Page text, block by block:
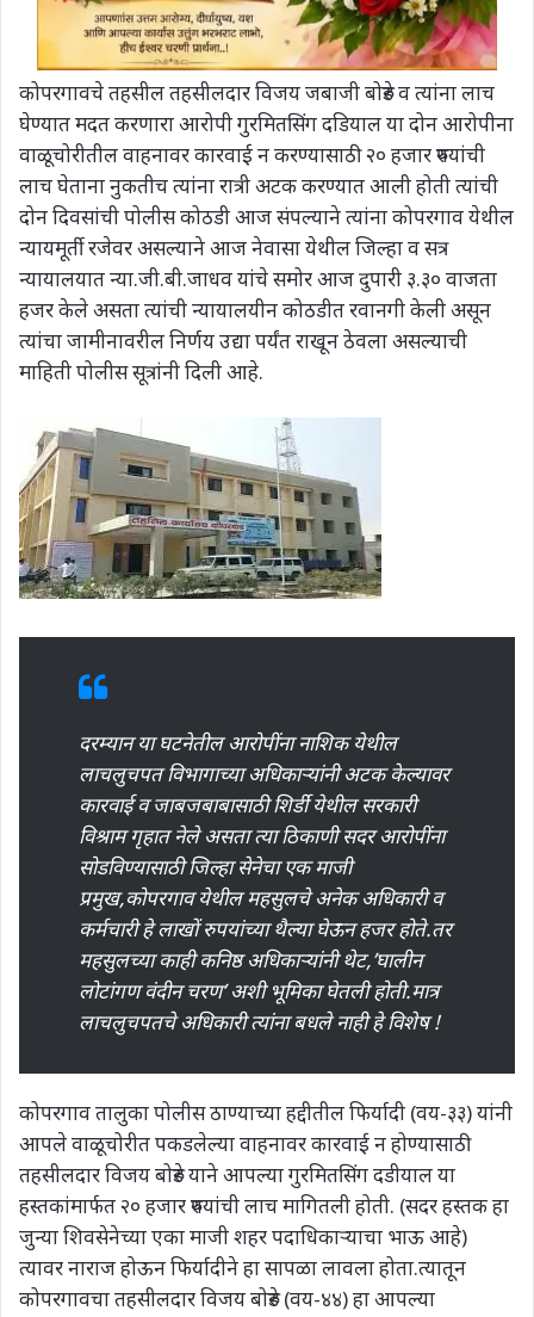
कोपरगावचे तहसील तहसीलदार विजय जबाजी बोरुडे व त्यांना लाच
घेण्यात मदत करणारा आरोपी गुरमितसिंग दडियाल या दोन आरोपीना
वाळूचोरीतील वाहनावर कारवाई न करण्यासाठी २० हजार रुपयांची
लाच घेताना नुकतीच त्यांना रात्री अटक करण्यात आली होती त्यांची
दोन दिवसांची पोलीस कोठडी आज संपल्याने त्यांना कोपरगाव येथील
न्यायमूर्ती रजेवर असल्याने आज नेवासा येथील जिल्हा व सत्र
न्यायालयात न्या.जी.बी.जाधव यांचे समोर आज दुपारी ३.३० वाजता
हजर केले असता त्यांची न्यायालयीन कोठडीत रवानगी केली असून
त्यांचा जामीनावरील निर्णय उद्या पर्यंत राखून ठेवला असल्याची
माहिती पोलीस सूत्रांनी दिली आहे.
दरम्यान या घटनेतील आरोपींना नाशिक येथील
लाचलुचपत विभागाच्या अधिकाऱ्यांनी अटक केल्यावर
कारवाई व जाबजबाबासाठी शिर्डी येथील सरकारी
विश्राम गृहात नेले असता त्या ठिकाणी सदर आरोपींना
सोडविण्यासाठी जिल्हा सेनेचा एक माजी
प्रमुख,कोपरगाव येथील महसुलचे अनेक अधिकारी व
कर्मचारी हे लाखों रुपयांच्या थैल्या घेऊन हजर होते.तर
महसुलच्या काही कनिष्ठ अधिकाऱ्यांनी थेट,’घालीन
लोटांगण वंदीन चरण’ अशी भूमिका घेतली होती.मात्र
लाचलुचपतचे अधिकारी त्यांना बधले नाही हे विशेष !
कोपरगाव तालुका पोलीस ठाण्याच्या हद्दीतील फिर्यादी (वय-३३) यांनी
आपले वाळूचोरीत पकडलेल्या वाहनावर कारवाई न होण्यासाठी
तहसीलदार विजय बोरुडे याने आपल्या गुरमितसिंग दडीयाल या
हस्तकांमार्फत २० हजार रुपयांची लाच मागितली होती. (सदर हस्तक हा
जुन्या शिवसेनेच्या एका माजी शहर पदाधिकाऱ्याचा भाऊ आहे)
त्यावर नाराज होऊन फिर्यादीने हा सापळा लावला होता.त्यातून
कोपरगावचा तहसीलदार विजय बोरुडे (वय-४४) हा आपल्या